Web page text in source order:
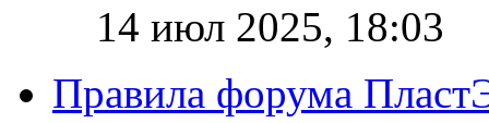
14 июл 2025, 18:03
Правила форума